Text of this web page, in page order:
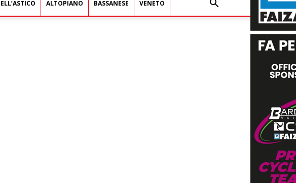
ALTOPIANO BASSANESE VENETO